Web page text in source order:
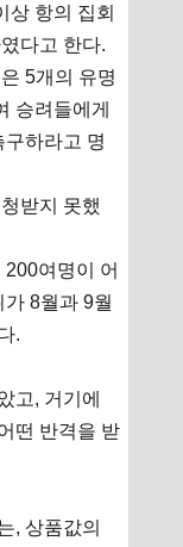
상 항의 집회
다고 한다.
5개의 유명
승려들에게
하라고 명
받지 못했
여명이 어
8월과 9월
.
고, 거기에
떤 반격을 받
, 상품값의